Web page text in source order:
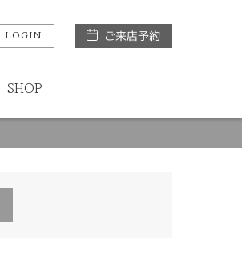
LOGIN ご来店予約
SHOP